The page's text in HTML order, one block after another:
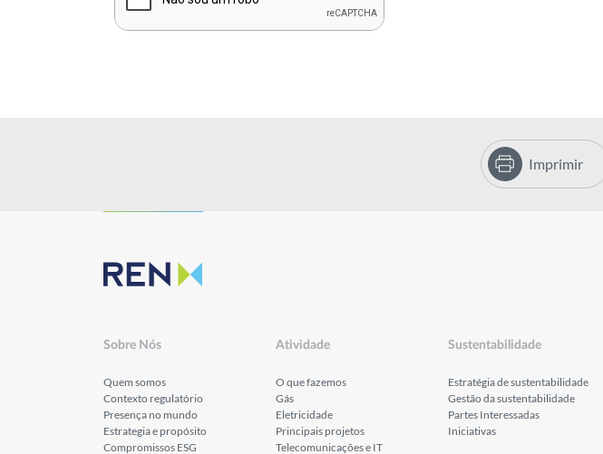
Imprimir
Sobre Nós
Quem somos
Contexto regulatório
Presença no mundo
Estrategia e propósito
Compromissos ESG
Atividade
O que fazemos
Gás
Eletricidade
Principais projetos
Telecomunicações e IT
Sustentabilidade
Estratégia de sustentabilidade
Gestão da sustentabilidade
Partes Interessadas
Iniciativas